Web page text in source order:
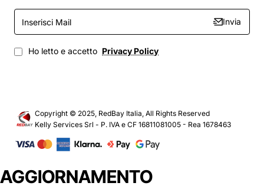
Inserisci
Mail
Invia
Ho letto e accetto Privacy Policy
Copyright © 2025, RedBay Italia, All Rights Reserved
Kelly Services Srl - P. IVA e CF 16811081005 - Rea 1678463
AGGIORNAMENTO